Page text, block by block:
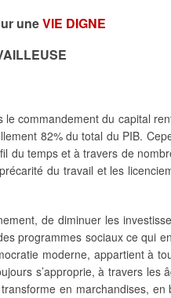
uneVIE DIGNE
commandement du capital
82% du total du PIB.
temps et à travers de
du travail et les
de diminuer les
programmes sociaux ce qui
moderne, appartient à
s’approprie, à travers les
en marchandises,